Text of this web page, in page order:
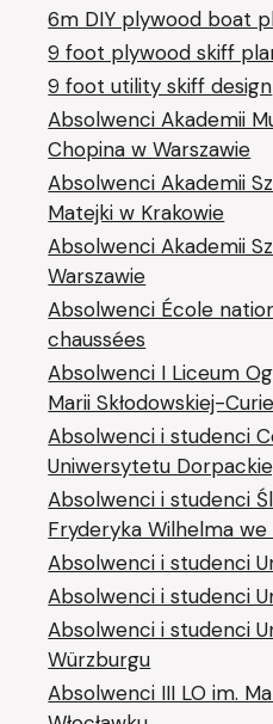
6m DIY plywood boat
9 foot plywood skiff
9 foot utility skiff design
Absolwenci Akademii
Chopina w Warszawie
Absolwenci Akademii
Matejki w Krakowie
Absolwenci Akademii
Warszawie
Absolwenci École
chaussées
Absolwenci I Liceum
Marii Skłodowskiej-
Absolwenci i studenci
Uniwersytetu
Absolwenci i studenci
Fryderyka Wilhelma we
Absolwenci i studenci
Absolwenci i studenci
Absolwenci i studenci
Würzburgu
Absolwenci III LO im.